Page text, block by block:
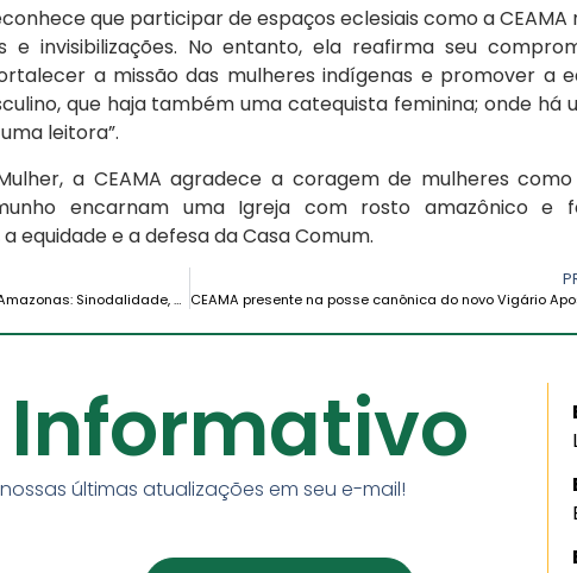
que participar de espaços eclesiais como a CEAMA
e invisibilizações. No entanto, ela reafirma seu
a missão das mulheres indígenas e promover a
que haja também uma catequista feminina; onde há
leitora”.
a CEAMA agradece a coragem de mulheres como
encarnam uma Igreja com rosto amazônico e
equidade e a defesa da Casa Comum.
Vicariato Apostólico de San José del Amazonas: Sinodalidade, discernimento e compromisso pastoral
últimas atualizações em seu e-mail!